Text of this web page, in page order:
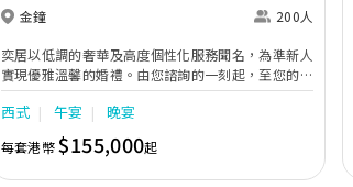
金鐘 200人
奕居以低調的奢華及高度個性化服務聞名，為準新人
實現優雅溫馨的婚禮。由您諮詢的一刻起，至您的大
日子，我們的專業團隊會為您攜手實現夢想婚禮。
西式 午宴 晚宴
每套港幣$155,000起